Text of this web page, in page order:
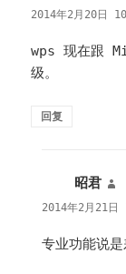
道：
2014年2月20日
wps 现在跟
级。
回复
昭君
2014年2月21
专业功能说